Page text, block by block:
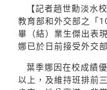
【記者趙世勳淡水
教育部和外交部之「
畢（結）業生傑出表
娜已於日前接受外交
葉季娜因在校成績
以上，及維持班排前